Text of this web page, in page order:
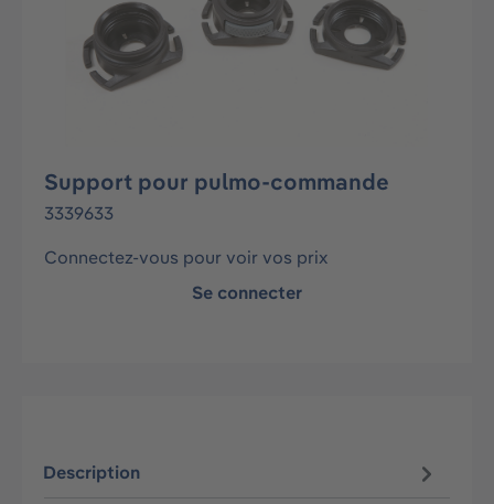
Support pour pulmo-commande
3339633
Connectez-vous pour voir vos prix
Se connecter
Description